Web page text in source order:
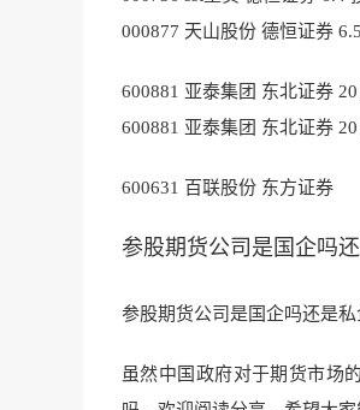
000877 天山股份 德恒证券
600881 亚泰集团 东北证券
600881 亚泰集团 东北证券
600631 百联股份 东方证券
参股期货公司是国企吗
参股期货公司是国企吗还是私
虽然中国政府对于期货市场